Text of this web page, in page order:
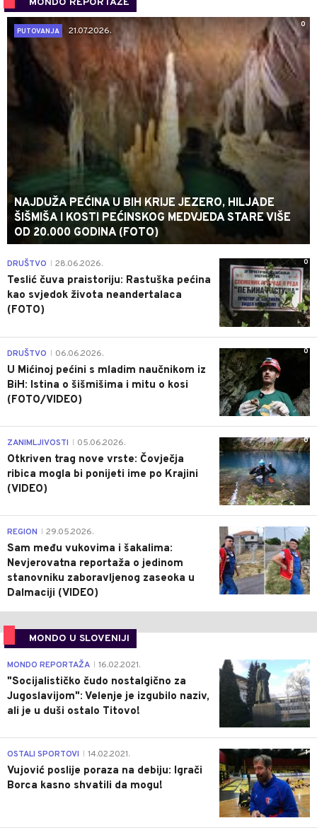
MONDO REPORTAŽE
0
PUTOVANJA
21.07.2026.
NAJDUŽA PEĆINA U BIH KRIJE JEZERO, HILJADE
ŠIŠMIŠA I KOSTI PEĆINSKOG MEDVJEDA STARE VIŠE
OD 20.000 GODINA (FOTO)
0
DRUŠTVO 28.06.2026.
Teslić čuva praistoriju: Rastuška pećina
kao svjedok života neandertalaca
(FOTO)
0
DRUŠTVO 06.06.2026.
U Mićinoj pećini s mladim naučnikom iz
BiH: Istina o šišmišima i mitu o kosi
(FOTO/VIDEO)
0
ZANIMLJIVOSTI 05.06.2026.
Otkriven trag nove vrste: Čovječja
ribica mogla bi ponijeti ime po Krajini
(VIDEO)
0
REGION 29.05.2026.
Sam među vukovima i šakalima:
Nevjerovatna reportaža o jedinom
stanovniku zaboravljenog zaseoka u
Dalmaciji (VIDEO)
MONDO U SLOVENIJI
4
MONDO REPORTAŽA 16.02.2021.
"Socijalističko čudo nostalgično za
Jugoslavijom": Velenje je izgubilo naziv,
ali je u duši ostalo Titovo!
1
OSTALI SPORTOVI 14.02.2021.
Vujović poslije poraza na debiju: Igrači
Borca kasno shvatili da mogu!